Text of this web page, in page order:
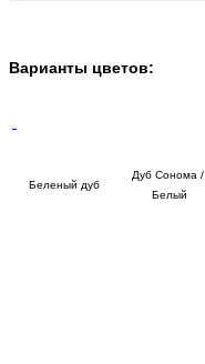
Варианты цветов:
Беленый дуб
Дуб Сонома /
Белый